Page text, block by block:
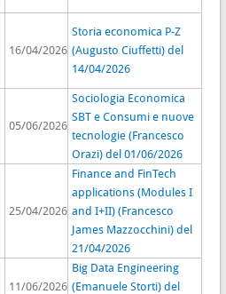
16/04/2026
Storia economica P-Z
(Augusto Ciuffetti) del
14/04/2026
05/06/2026
Sociologia Economica
SBT e Consumi e nuove
tecnologie (Francesco
Orazi) del 01/06/2026
25/04/2026
Finance and FinTech
applications (Modules I
and I+II) (Francesco
James Mazzocchini) del
21/04/2026
11/06/2026
Big Data Engineering
(Emanuele Storti) del